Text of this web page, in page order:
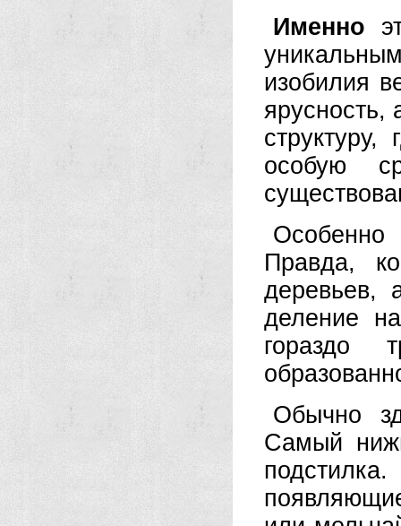
Именно
изобилия
ярусность,
особую
Правда,
деревьев,
деление
гораздо
Обычно
Самый